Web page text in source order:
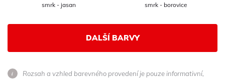
smrk - jasan smrk - borovice
DALŠÍ BARVY
Rozsah a vzhled barevného provedení je pouze informativní,